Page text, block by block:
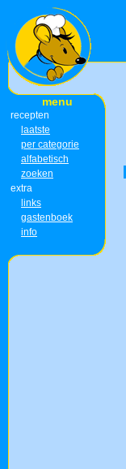
menu
recepten
laatste
per categorie
alfabetisch
zoeken
extra
links
gastenboek
info